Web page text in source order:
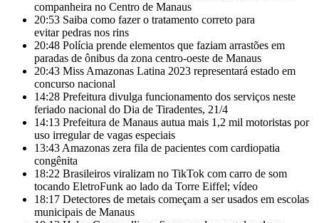
companheira no Centro de Manaus
20:53 Saiba como fazer o tratamento correto para
evitar pedras nos rins
20:48 Polícia prende elementos que faziam arrastões em
paradas de ônibus da zona centro-oeste de Manaus
20:43 Miss Amazonas Latina 2023 representará estado em
concurso nacional
14:28 Prefeitura divulga funcionamento dos serviços neste
feriado nacional do Dia de Tiradentes, 21/4
14:13 Prefeitura de Manaus autua mais 1,2 mil motoristas por
uso irregular de vagas especiais
13:43 Amazonas zera fila de pacientes com cardiopatia
congênita
18:22 Brasileiros viralizam no TikTok com carro de som
tocando EletroFunk ao lado da Torre Eiffel; vídeo
18:17 Detectores de metais começam a ser usados em escolas
municipais de Manaus